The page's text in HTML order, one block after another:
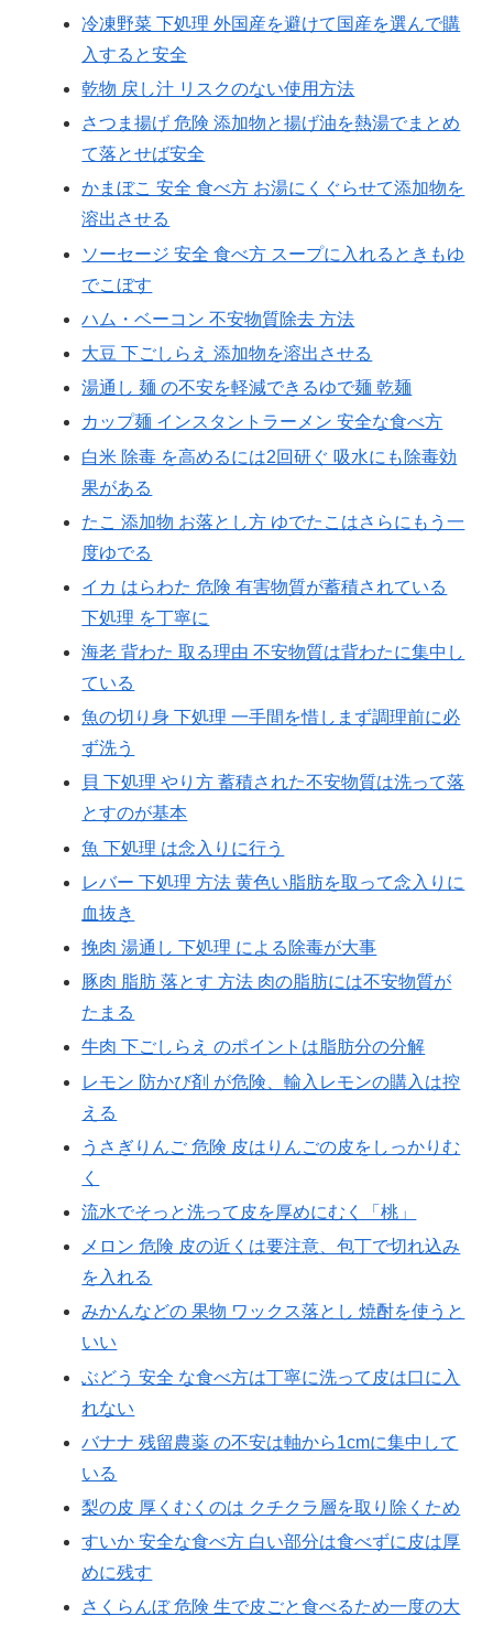
冷凍野菜 下処理 外国産を避けて国産を選んで購
入すると安全
乾物 戻し汁 リスクのない使用方法
さつま揚げ 危険 添加物と揚げ油を熱湯でまとめ
て落とせば安全
かまぼこ 安全 食べ方 お湯にくぐらせて添加物を
溶出させる
ソーセージ 安全 食べ方 スープに入れるときもゆ
でこぼす
ハム・ベーコン 不安物質除去 方法
大豆 下ごしらえ 添加物を溶出させる
湯通し 麺 の不安を軽減できるゆで麺 乾麺
カップ麺 インスタントラーメン 安全な食べ方
白米 除毒 を高めるには2回研ぐ 吸水にも除毒効
果がある
たこ 添加物 お落とし方 ゆでたこはさらにもう一
度ゆでる
イカ はらわた 危険 有害物質が蓄積されている
下処理 を丁寧に
海老 背わた 取る理由 不安物質は背わたに集中し
ている
魚の切り身 下処理 一手間を惜しまず調理前に必
ず洗う
貝 下処理 やり方 蓄積された不安物質は洗って落
とすのが基本
魚 下処理 は念入りに行う
レバー 下処理 方法 黄色い脂肪を取って念入りに
血抜き
挽肉 湯通し 下処理 による除毒が大事
豚肉 脂肪 落とす 方法 肉の脂肪には不安物質が
たまる
牛肉 下ごしらえ のポイントは脂肪分の分解
レモン 防かび剤 が危険、輸入レモンの購入は控
える
うさぎりんご 危険 皮はりんごの皮をしっかりむ
く
流水でそっと洗って皮を厚めにむく「桃」
メロン 危険 皮の近くは要注意、包丁で切れ込み
を入れる
みかんなどの 果物 ワックス落とし 焼酎を使うと
いい
ぶどう 安全 な食べ方は丁寧に洗って皮は口に入
れない
バナナ 残留農薬 の不安は軸から1cmに集中して
いる
梨の皮 厚くむくのは クチクラ層を取り除くため
すいか 安全な食べ方 白い部分は食べずに皮は厚
めに残す
さくらんぼ 危険 生で皮ごと食べるため一度の大